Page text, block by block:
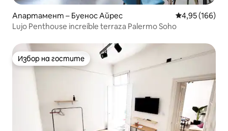
Апартамент – Буенос Айрес Средна
4,95 (166)
Lujo Penthouse increíble terraza Palermo Soho
Избор на гостите
Избор на гостите